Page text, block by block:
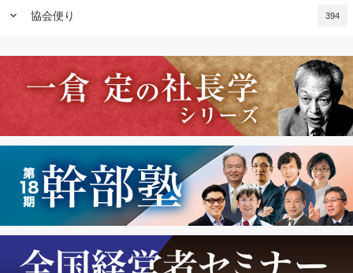
keyboard_arrow_down 協会便り 394